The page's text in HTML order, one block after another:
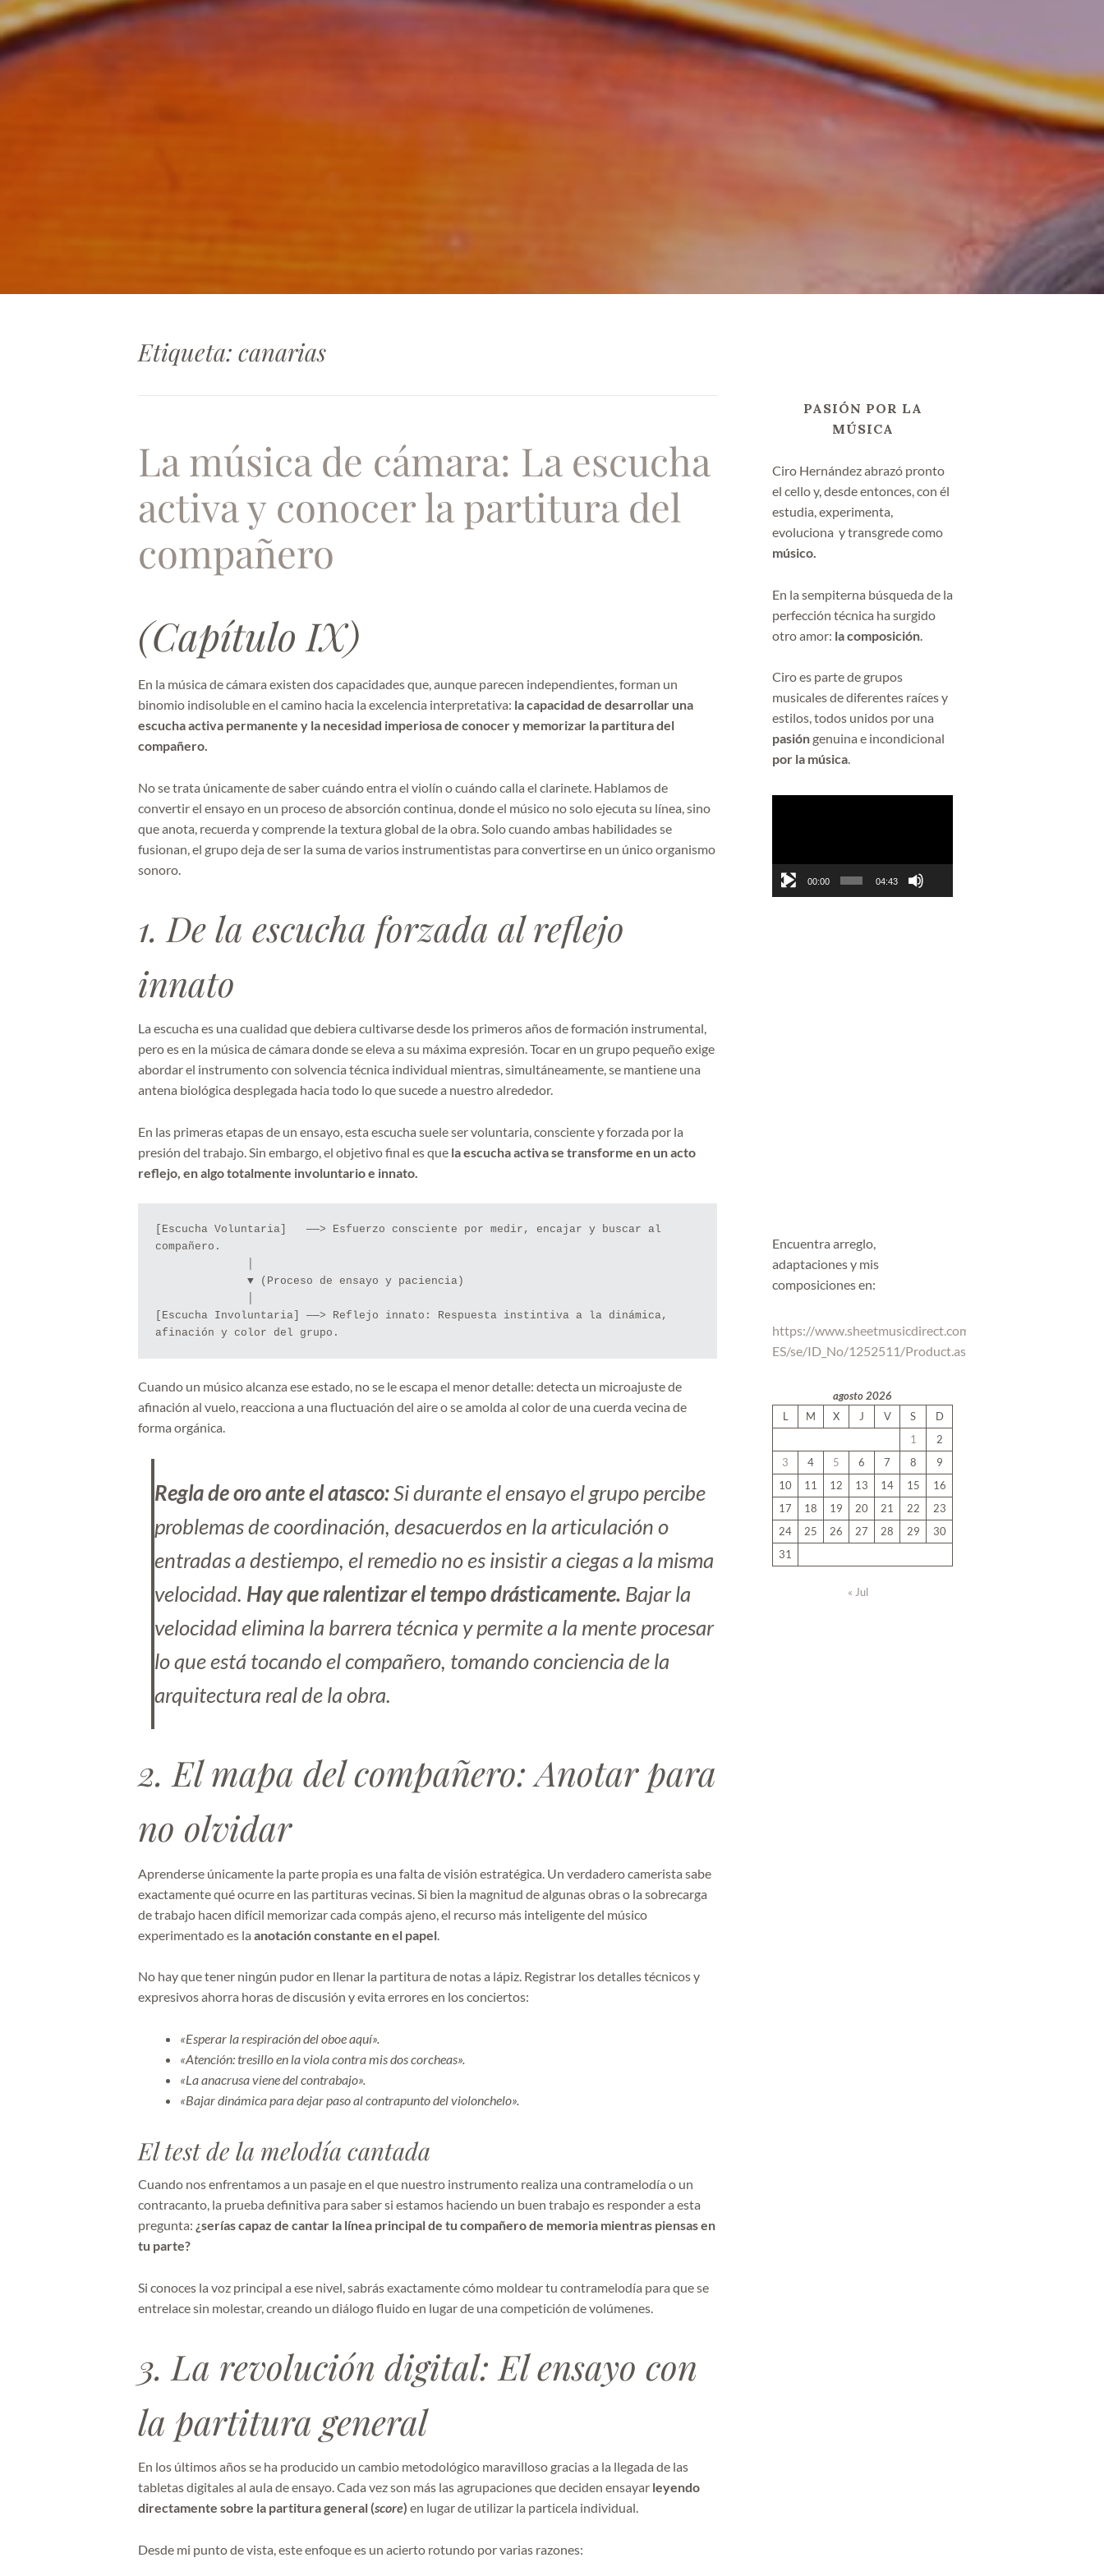
Etiqueta: canarias
La música de cámara: La escucha
activa y conocer la partitura del
compañero
(Capítulo IX)
En la música de cámara existen dos capacidades que, aunque parecen independientes, forman un
binomio indisoluble en el camino hacia la excelencia interpretativa: la capacidad de desarrollar una
escucha activa permanente y la necesidad imperiosa de conocer y memorizar la partitura del
compañero.
No se trata únicamente de saber cuándo entra el violín o cuándo calla el clarinete. Hablamos de
convertir el ensayo en un proceso de absorción continua, donde el músico no solo ejecuta su línea, sino
que anota, recuerda y comprende la textura global de la obra. Solo cuando ambas habilidades se
fusionan, el grupo deja de ser la suma de varios instrumentistas para convertirse en un único organismo
sonoro.
1. De la escucha forzada al reflejo
innato
La escucha es una cualidad que debiera cultivarse desde los primeros años de formación instrumental,
pero es en la música de cámara donde se eleva a su máxima expresión. Tocar en un grupo pequeño exige
abordar el instrumento con solvencia técnica individual mientras, simultáneamente, se mantiene una
antena biológica desplegada hacia todo lo que sucede a nuestro alrededor.
En las primeras etapas de un ensayo, esta escucha suele ser voluntaria, consciente y forzada por la
presión del trabajo. Sin embargo, el objetivo final es que la escucha activa se transforme en un acto
reflejo, en algo totalmente involuntario e innato.
[Escucha Voluntaria]   ──> Esfuerzo consciente por medir, encajar y buscar al
compañero.
              ▼ (Proceso de ensayo y paciencia)
[Escucha Involuntaria] ──> Reflejo innato: Respuesta instintiva a la dinámica,
Cuando un músico alcanza ese estado, no se le escapa el menor detalle: detecta un microajuste de
afinación al vuelo, reacciona a una fluctuación del aire o se amolda al color de una cuerda vecina de
forma orgánica.
Regla de oro ante el atasco:Si durante el ensayo el grupo percibe
problemas de coordinación, desacuerdos en la articulación o
entradas a destiempo, el remedio no es insistir a ciegas a la misma
velocidad. Hay que ralentizar el tempo drásticamente. Bajar la
velocidad elimina la barrera técnica y permite a la mente procesar
lo que está tocando el compañero, tomando conciencia de la
arquitectura real de la obra.
2. El mapa del compañero: Anotar para
no olvidar
Aprenderse únicamente la parte propia es una falta de visión estratégica. Un verdadero camerista sabe
exactamente qué ocurre en las partituras vecinas. Si bien la magnitud de algunas obras o la sobrecarga
de trabajo hacen difícil memorizar cada compás ajeno, el recurso más inteligente del músico
experimentado es la anotación constante en el papel.
No hay que tener ningún pudor en llenar la partitura de notas a lápiz. Registrar los detalles técnicos y
expresivos ahorra horas de discusión y evita errores en los conciertos:
«Esperar la respiración del oboe aquí».
«Atención: tresillo en la viola contra mis dos corcheas».
«La anacrusa viene del contrabajo».
«Bajar dinámica para dejar paso al contrapunto del violonchelo».
El test de la melodía cantada
Cuando nos enfrentamos a un pasaje en el que nuestro instrumento realiza una contramelodía o un
contracanto, la prueba definitiva para saber si estamos haciendo un buen trabajo es responder a esta
pregunta: ¿serías capaz de cantar la línea principal de tu compañero de memoria mientras piensas en
tu parte?
Si conoces la voz principal a ese nivel, sabrás exactamente cómo moldear tu contramelodía para que se
entrelace sin molestar, creando un diálogo fluido en lugar de una competición de volúmenes.
3. La revolución digital: El ensayo con
la partitura general
En los últimos años se ha producido un cambio metodológico maravilloso gracias a la llegada de las
tabletas digitales al aula de ensayo. Cada vez son más las agrupaciones que deciden ensayar leyendo
directamente sobre la partitura general (score) en lugar de utilizar la particela individual.
Desde mi punto de vista, este enfoque es un acierto rotundo por varias razones:
PASIÓN POR LA
MÚSICA
Ciro Hernández abrazó pronto
el cello y, desde entonces, con él
estudia, experimenta,
evoluciona y transgrede como
músico.
En la sempiterna búsqueda de la
perfección técnica ha surgido
otro amor: la composición
Ciro es parte de grupos
musicales de diferentes raíces y
estilos, todos unidos por una
pasión genuina e incondicional
por la música.
00:00 04:43
Encuentra arreglo,
adaptaciones y mis
composiciones en:
https://www.sheetmusicdirect.com/es-
ES/se/ID_No/1252511/Product.aspx
agosto 2026
L
M X J V S
D
1
2
3
4 5 6 7 8
9
10
11 12 13 14 15
16
17
18 19 20 21 22
23
24
25 26 27 28 29
30
31
« Jul